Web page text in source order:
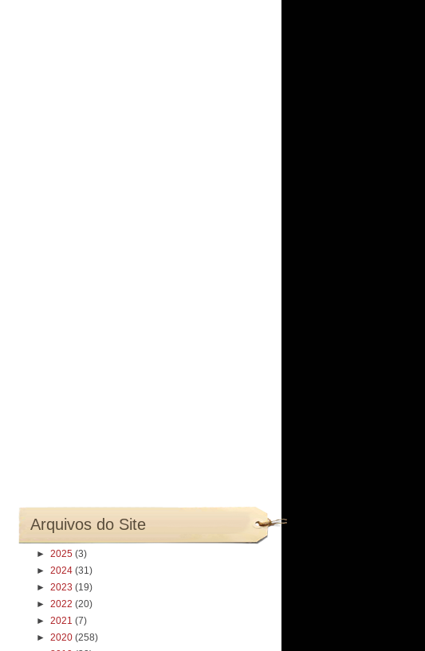
Arquivos do Site
► 2025 (3)
► 2024 (31)
► 2023 (19)
► 2022 (20)
► 2021 (7)
► 2020 (258)